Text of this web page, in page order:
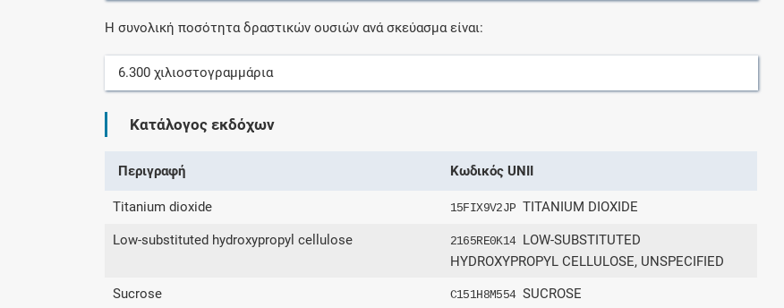
Η συνολική ποσότητα δραστικών ουσιών ανά σκεύασμα είναι:
6.300 χιλιοστογραμμάρια
Κατάλογος εκδόχων
Περιγραφή Κωδικός UNII
Titanium dioxide 15FIX9V2JP TITANIUM DIOXIDE
Low-substituted hydroxypropyl cellulose 2165RE0K14 LOW-SUBSTITUTED
HYDROXYPROPYL CELLULOSE, UNSPECIFIED
Sucrose C151H8M554 SUCROSE